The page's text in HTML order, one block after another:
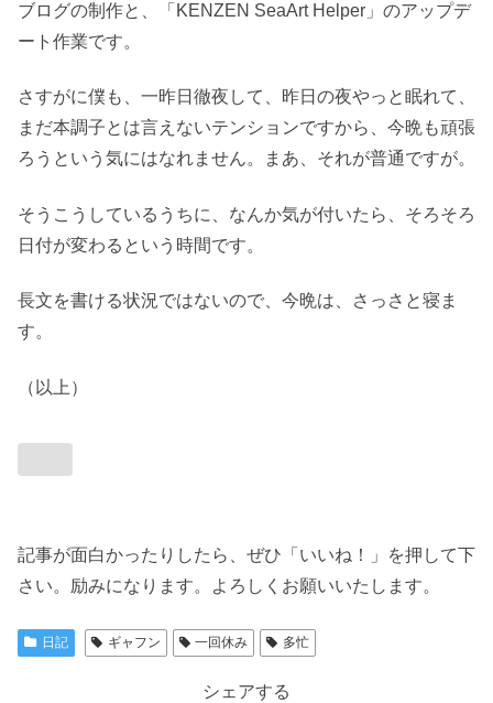
ブログの制作と、「KENZEN SeaArt Helper」のアップデ
ート作業です。
さすがに僕も、一昨日徹夜して、昨日の夜やっと眠れて、
まだ本調子とは言えないテンションですから、今晩も頑張
ろうという気にはなれません。まあ、それが普通ですが。
そうこうしているうちに、なんか気が付いたら、そろそろ
日付が変わるという時間です。
長文を書ける状況ではないので、今晩は、さっさと寝ま
す。
（以上）
記事が面白かったりしたら、ぜひ「いいね！」を押して下
さい。励みになります。よろしくお願いいたします。
日記 ギャフン 一回休み 多忙
シェアする